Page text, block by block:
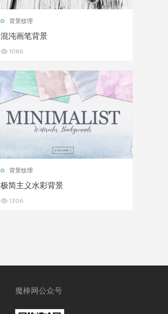
背景纹理
混沌画笔背景
1086
背景纹理
极简主义水彩背景
1306
魔棒网公众号